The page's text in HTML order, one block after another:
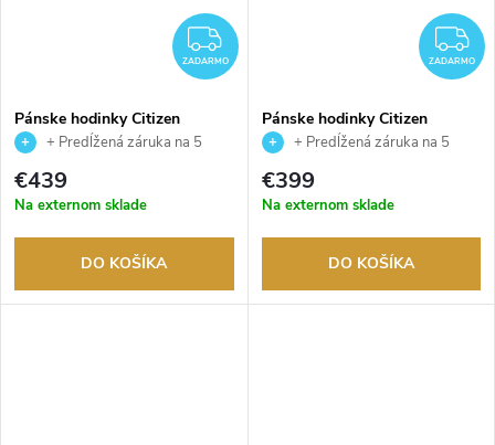
ZADARMO
ZADARMO
Pánske hodinky Citizen
NK0023-57L
+ Predĺžená záruka na 5
tovaru. Autorizovaný predajca.
€439
Na externom sklade
DO KOŠÍKA
ZADARMO
Pánske hodinky Citizen
BN0262-59W
+ Predĺžená záruka na 5
tovaru. Autorizovaný predajca.
€399
Na externom sklade
DO KOŠÍKA